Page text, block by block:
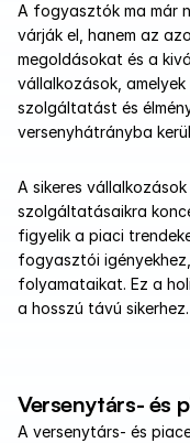
A fogyasztók ma már
várják el, hanem az
megoldásokat és a
vállalkozások,
szolgáltatást és
versenyhátrányba
A sikeres
szolgáltatásaikra
figyelik a piaci
fogyasztói
folyamataikat. Ez a
a hosszú távú sikerhez.
Versenytárs- és
A versenytárs- és